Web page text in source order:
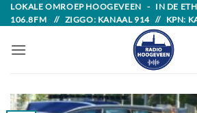
Skip
to
content
LOKALE OMROEP HOOGEVEEN - IN DE
106.8FM // ZIGGO: KANAAL 914 // KPN: